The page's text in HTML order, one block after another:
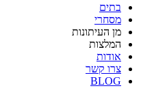
בתים
מסחרי
מן העיתונות
המלצות
אודות
צרו קשר
BLOG